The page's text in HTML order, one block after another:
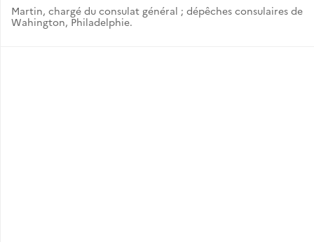
Martin, chargé du consulat général ; dépêches consulaires de
Wahington, Philadelphie.